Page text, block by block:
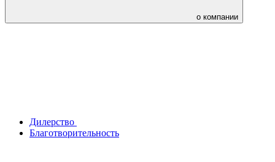
о компании
Дилерство
Благотворительность